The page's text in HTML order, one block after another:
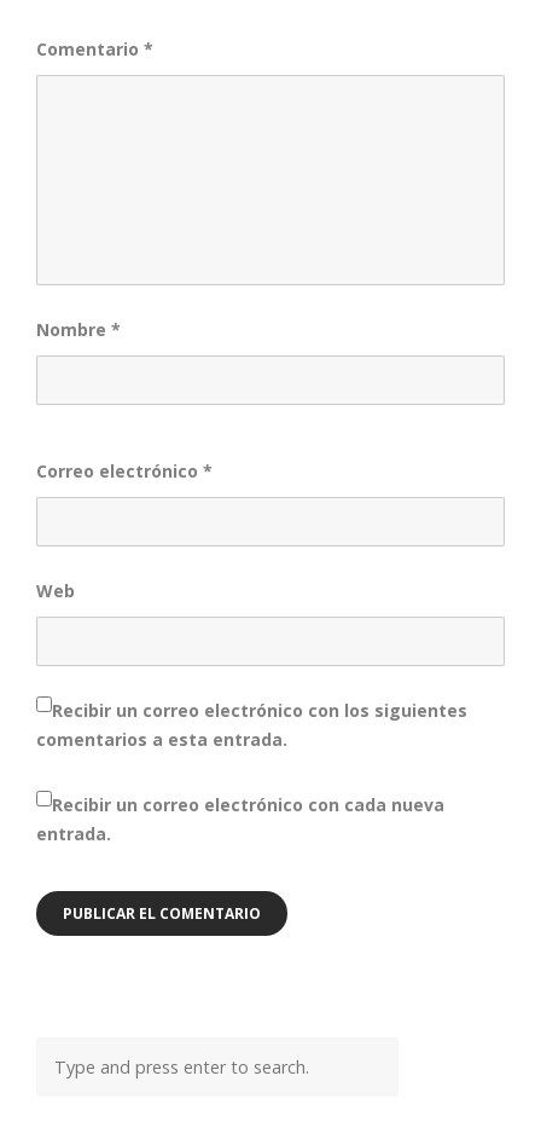
Comentario *
Nombre *
Correo electrónico *
Web
Recibir un correo electrónico con los siguientes
comentarios a esta entrada.
Recibir un correo electrónico con cada nueva
entrada.